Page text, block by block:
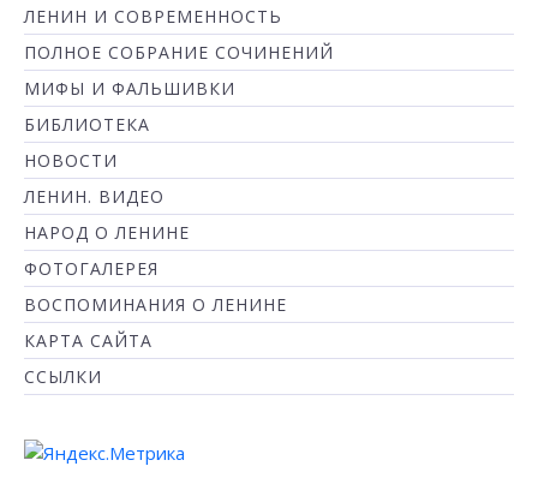
ЛЕНИН И СОВРЕМЕННОСТЬ
ПОЛНОЕ СОБРАНИЕ СОЧИНЕНИЙ
МИФЫ И ФАЛЬШИВКИ
БИБЛИОТЕКА
НОВОСТИ
ЛЕНИН. ВИДЕО
НАРОД О ЛЕНИНЕ
ФОТОГАЛЕРЕЯ
ВОСПОМИНАНИЯ О ЛЕНИНЕ
КАРТА САЙТА
ССЫЛКИ